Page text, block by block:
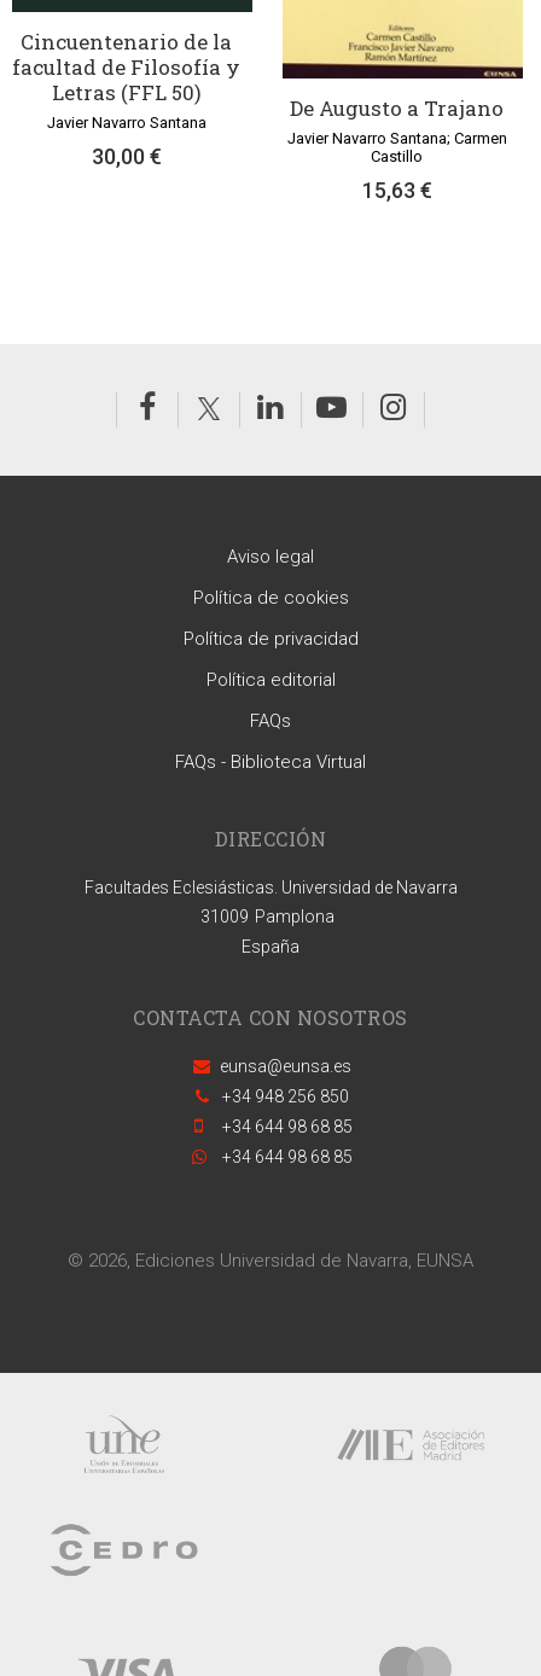
Cincuentenario de la
facultad de Filosofía y
Letras (FFL 50)
Javier Navarro Santana
30,00 €
De Augusto a Trajano
Javier Navarro Santana; Carmen
Castillo
15,63 €
Aviso legal
Política de cookies
Política de privacidad
Política editorial
FAQs
FAQs - Biblioteca Virtual
DIRECCIÓN
Facultades Eclesiásticas. Universidad de Navarra
31009 Pamplona
España
CONTACTA CON NOSOTROS
eunsa@eunsa.es
+34 948 256 850
+34 644 98 68 85
+34 644 98 68 85
© 2026, Ediciones Universidad de Navarra, EUNSA